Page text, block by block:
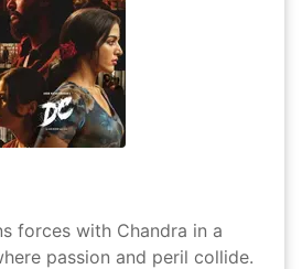
forces with Chandra in a
passion and peril collide.